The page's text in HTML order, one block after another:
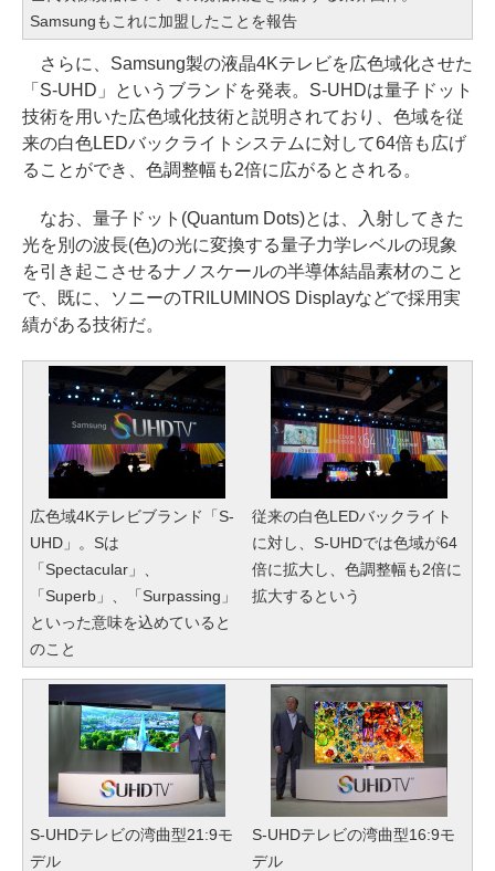
Samsungもこれに加盟したことを報告
さらに、Samsung製の液晶4Kテレビを広色域化させた
「S-UHD」というブランドを発表。S-UHDは量子ドット
技術を用いた広色域化技術と説明されており、色域を従
来の白色LEDバックライトシステムに対して64倍も広げ
ることができ、色調整幅も2倍に広がるとされる。
なお、量子ドット(Quantum Dots)とは、入射してきた
光を別の波長(色)の光に変換する量子力学レベルの現象
を引き起こさせるナノスケールの半導体結晶素材のこと
で、既に、ソニーのTRILUMINOS Displayなどで採用実
績がある技術だ。
広色域4Kテレビブランド「S-
UHD」。Sは
「Spectacular」、
「Superb」、「Surpassing」
といった意味を込めていると
のこと
従来の白色LEDバックライト
に対し、S-UHDでは色域が64
倍に拡大し、色調整幅も2倍に
拡大するという
S-UHDテレビの湾曲型21:9モ
デル
S-UHDテレビの湾曲型16:9モ
デル